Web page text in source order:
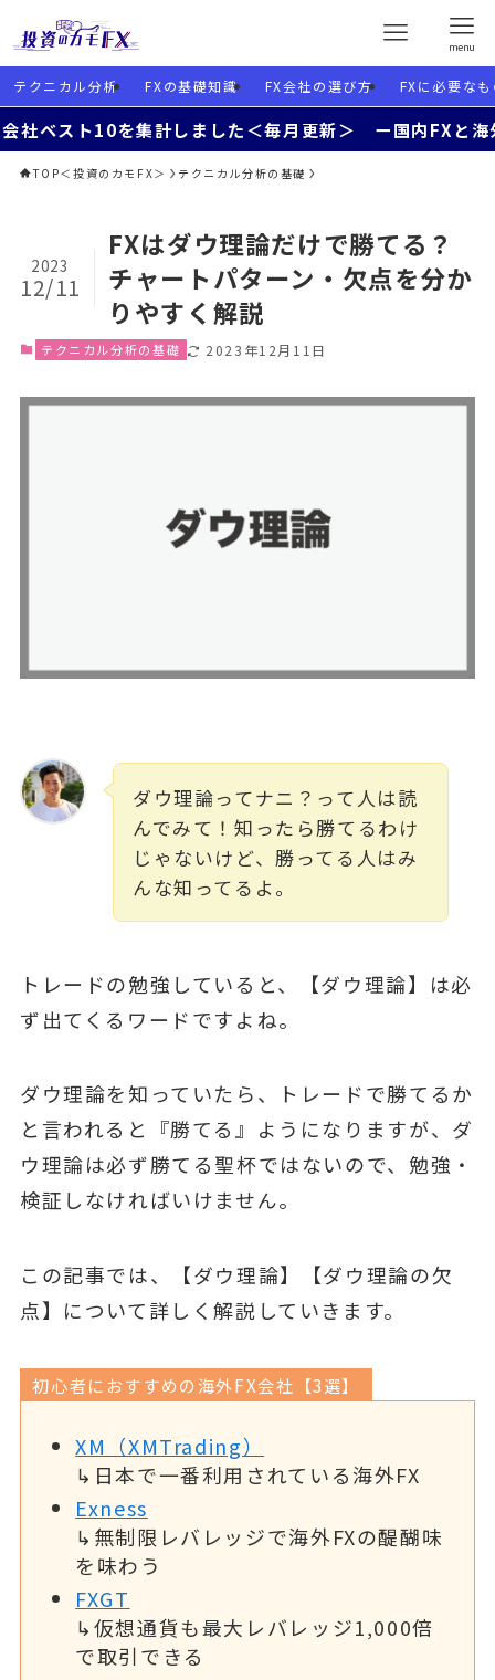
menu
テクニカル分析 FXの基礎知識 FX会社の選び方 FXに必要な
を集計しました＜毎月更新＞ ー国内FXと海外FXを使
TOP＜投資のカモFX＞ テクニカル分析の基礎
FXはダウ理論だけで勝てる？
チャートパターン・欠点を分か
りやすく解説
2023
12/11
テクニカル分析の基礎 2023年12月11日
ダウ理論ってナニ？って人は読
んでみて！知ったら勝てるわけ
じゃないけど、勝ってる人はみ
んな知ってるよ。
トレードの勉強していると、【ダウ理論】は必
ず出てくるワードですよね。
ダウ理論を知っていたら、トレードで勝てるか
と言われると『勝てる』ようになりますが、ダ
ウ理論は必ず勝てる聖杯ではないので、勉強・
検証しなければいけません。
この記事では、【ダウ理論】【ダウ理論の欠
点】について詳しく解説していきます。
初心者におすすめの海外FX会社【3選】
XM（XMTrading）
↳日本で一番利用されている海外FX
Exness
↳無制限レバレッジで海外FXの醍醐味
を味わう
FXGT
↳仮想通貨も最大レバレッジ1,000倍
で取引できる